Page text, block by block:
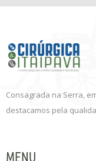
Consagrada na Serra,
destacamos pela
MENU